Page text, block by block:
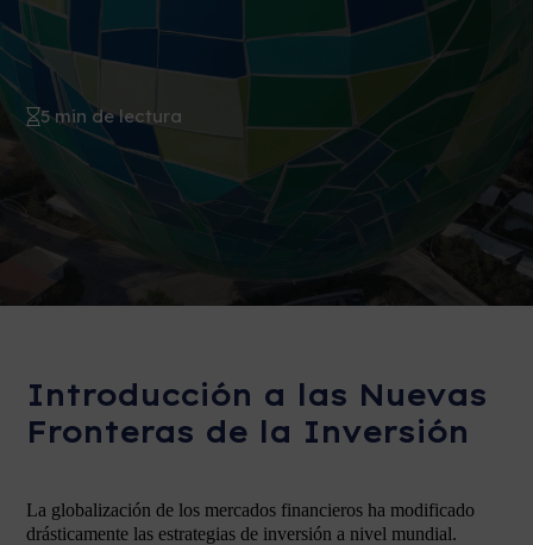
5 min de lectura
Introducción a las Nuevas
Fronteras de la Inversión
La globalización de los mercados financieros ha modificado
drásticamente las estrategias de inversión a nivel mundial.